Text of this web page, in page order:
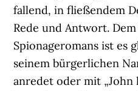
fallend, in fließendem
Rede und Antwort.
Spionageromans ist es
seinem bürgerlichen
anredet oder mit „John